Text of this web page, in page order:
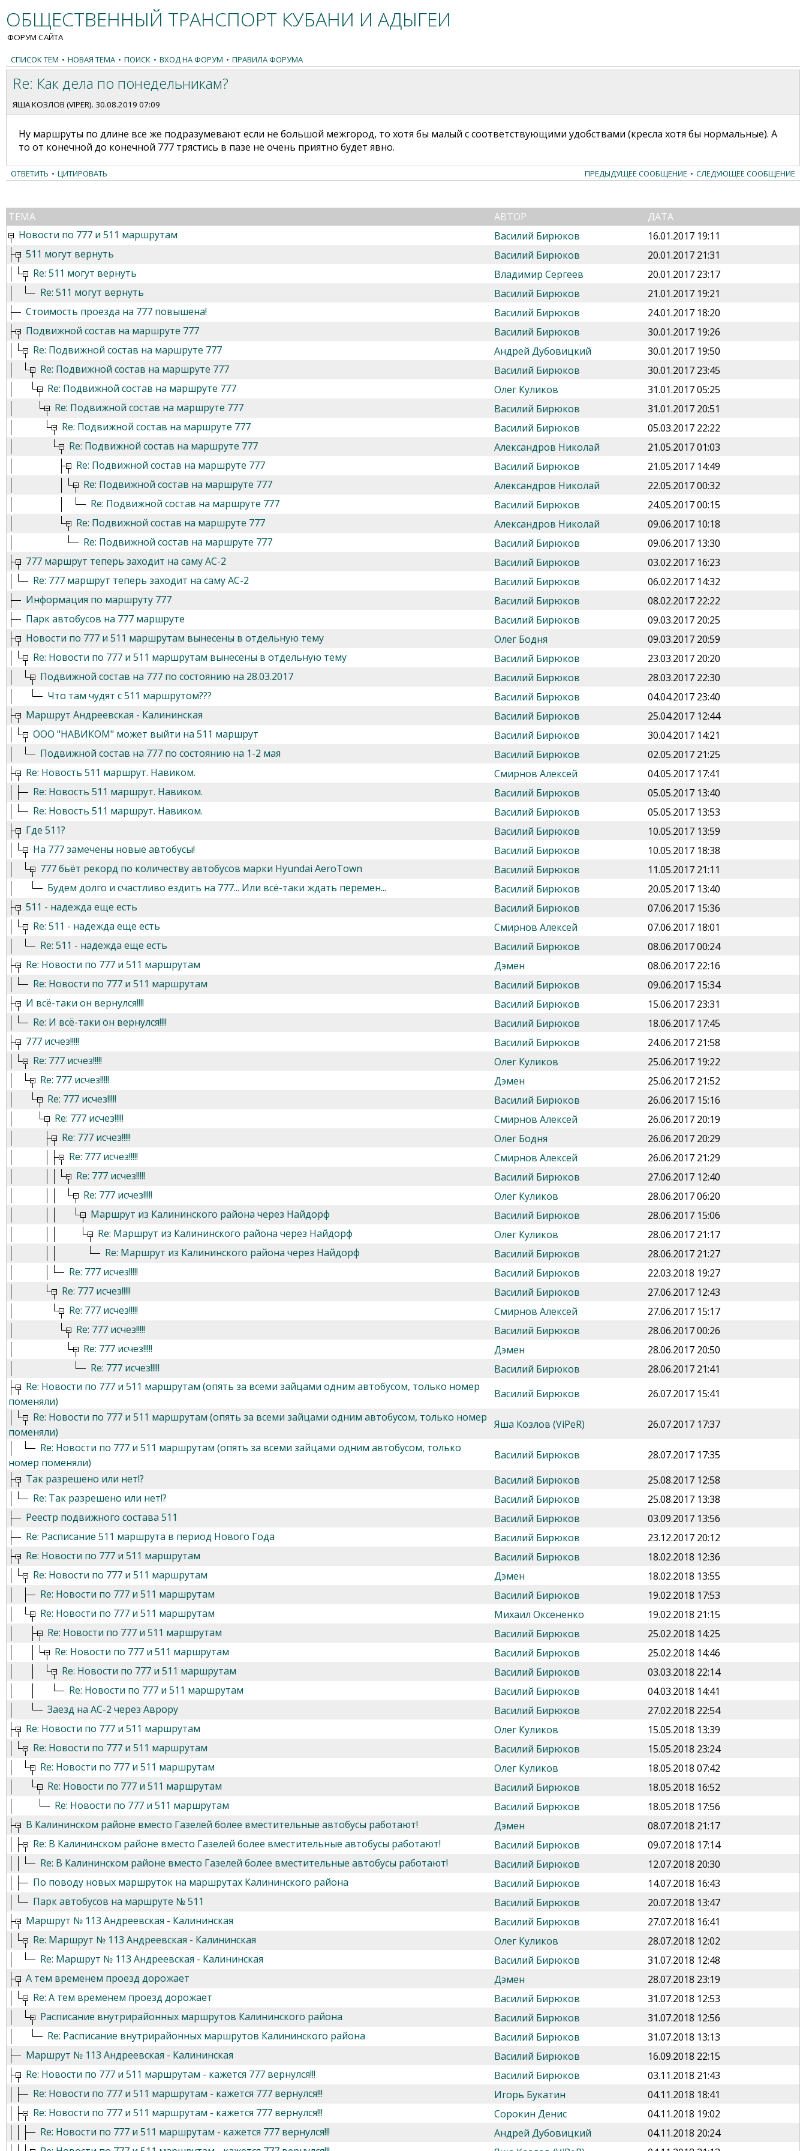
ОБЩЕСТВЕННЫЙ ТРАНСПОРТ КУБАНИ И АДЫГЕИ
ФОРУМ САЙТА
СПИСОК ТЕМ • НОВАЯ ТЕМА • ПОИСК • ВХОД НА ФОРУМ • ПРАВИЛА ФОРУМА
Re: Как дела по понедельникам?
ЯША КОЗЛОВ (VIPER). 30.08.2019 07:09
Ну маршруты по длине все же подразумевают если не большой межгород, то хотя бы малый с соответствующими удобствами (кресла хотя бы нормальные). А
то от конечной до конечной 777 трястись в пазе не очень приятно будет явно.
ПРЕДЫДУЩЕЕ СООБЩЕНИЕ • СЛЕДУЮЩЕЕ СООБЩЕНИЕ
ОТВЕТИТЬ • ЦИТИРОВАТЬ
ТЕМА АВТОР
ДАТА
Новости по 777 и 511 маршрутам
Василий Бирюков
16.01.2017 19:11
511 могут вернуть
Василий Бирюков
20.01.2017 21:31
Re: 511 могут вернуть
Владимир Сергеев
20.01.2017 23:17
Re: 511 могут вернуть
Василий Бирюков
21.01.2017 19:21
Стоимость проезда на 777 повышена!
Василий Бирюков
24.01.2017 18:20
Подвижной состав на маршруте 777
Василий Бирюков
30.01.2017 19:26
Re: Подвижной состав на маршруте 777
Андрей Дубовицкий
30.01.2017 19:50
Re: Подвижной состав на маршруте 777
Василий Бирюков
30.01.2017 23:45
Re: Подвижной состав на маршруте 777
Олег Куликов
31.01.2017 05:25
Re: Подвижной состав на маршруте 777
Василий Бирюков
31.01.2017 20:51
Re: Подвижной состав на маршруте 777
Василий Бирюков
05.03.2017 22:22
Re: Подвижной состав на маршруте 777
Александров Николай
21.05.2017 01:03
Re: Подвижной состав на маршруте 777
Василий Бирюков
21.05.2017 14:49
Re: Подвижной состав на маршруте 777
Александров Николай
22.05.2017 00:32
Re: Подвижной состав на маршруте 777
Василий Бирюков
24.05.2017 00:15
Re: Подвижной состав на маршруте 777
Александров Николай
09.06.2017 10:18
Re: Подвижной состав на маршруте 777
Василий Бирюков
09.06.2017 13:30
777 маршрут теперь заходит на саму АС-2
Василий Бирюков
03.02.2017 16:23
Re: 777 маршрут теперь заходит на саму АС-2
Василий Бирюков
06.02.2017 14:32
Информация по маршруту 777
Василий Бирюков
08.02.2017 22:22
Парк автобусов на 777 маршруте
Василий Бирюков
09.03.2017 20:25
Новости по 777 и 511 маршрутам вынесены в отдельную тему
Олег Бодня
09.03.2017 20:59
Re: Новости по 777 и 511 маршрутам вынесены в отдельную тему
Василий Бирюков
23.03.2017 20:20
Подвижной состав на 777 по состоянию на 28.03.2017
Василий Бирюков
28.03.2017 22:30
Что там чудят с 511 маршрутом???
Василий Бирюков
04.04.2017 23:40
Маршрут Андреевская - Калининская
Василий Бирюков
25.04.2017 12:44
ООО "НАВИКОМ" может выйти на 511 маршрут
Василий Бирюков
30.04.2017 14:21
Подвижной состав на 777 по состоянию на 1-2 мая
Василий Бирюков
02.05.2017 21:25
Re: Новость 511 маршрут. Навиком.
Смирнов Алексей
04.05.2017 17:41
Re: Новость 511 маршрут. Навиком.
Василий Бирюков
05.05.2017 13:40
Re: Новость 511 маршрут. Навиком.
Василий Бирюков
05.05.2017 13:53
Где 511?
Василий Бирюков
10.05.2017 13:59
На 777 замечены новые автобусы!
Василий Бирюков
10.05.2017 18:38
777 бьёт рекорд по количеству автобусов марки Hyundai AeroTown
Василий Бирюков
11.05.2017 21:11
Будем долго и счастливо ездить на 777... Или всё-таки ждать перемен...
Василий Бирюков
20.05.2017 13:40
511 - надежда еще есть
Василий Бирюков
07.06.2017 15:36
Re: 511 - надежда еще есть
Смирнов Алексей
07.06.2017 18:01
Re: 511 - надежда еще есть
Василий Бирюков
08.06.2017 00:24
Re: Новости по 777 и 511 маршрутам
Дэмен
08.06.2017 22:16
Re: Новости по 777 и 511 маршрутам
Василий Бирюков
09.06.2017 15:34
И всё-таки он вернулся!!!!
Василий Бирюков
15.06.2017 23:31
Re: И всё-таки он вернулся!!!!
Василий Бирюков
18.06.2017 17:45
777 исчез!!!!!
Василий Бирюков
24.06.2017 21:58
Re: 777 исчез!!!!!
Олег Куликов
25.06.2017 19:22
Re: 777 исчез!!!!!
Дэмен
25.06.2017 21:52
Re: 777 исчез!!!!!
Василий Бирюков
26.06.2017 15:16
Re: 777 исчез!!!!!
Смирнов Алексей
26.06.2017 20:19
Re: 777 исчез!!!!!
Олег Бодня
26.06.2017 20:29
Re: 777 исчез!!!!!
Смирнов Алексей
26.06.2017 21:29
Re: 777 исчез!!!!!
Василий Бирюков
27.06.2017 12:40
Re: 777 исчез!!!!!
Олег Куликов
28.06.2017 06:20
Маршрут из Калининского района через Найдорф
Василий Бирюков
28.06.2017 15:06
Re: Маршрут из Калининского района через Найдорф
Олег Куликов
28.06.2017 21:17
Re: Маршрут из Калининского района через Найдорф
Василий Бирюков
28.06.2017 21:27
Re: 777 исчез!!!!!
Василий Бирюков
22.03.2018 19:27
Re: 777 исчез!!!!!
Василий Бирюков
27.06.2017 12:43
Re: 777 исчез!!!!!
Смирнов Алексей
27.06.2017 15:17
Re: 777 исчез!!!!!
Василий Бирюков
28.06.2017 00:26
Re: 777 исчез!!!!!
Дэмен
28.06.2017 20:50
Re: 777 исчез!!!!!
Василий Бирюков
28.06.2017 21:41
Re: Новости по 777 и 511 маршрутам (опять за всеми зайцами одним автобусом, только номер
поменяли)
Василий Бирюков
26.07.2017 15:41
Re: Новости по 777 и 511 маршрутам (опять за всеми зайцами одним автобусом, только номер
поменяли)
Яша Козлов (ViPeR)
26.07.2017 17:37
Re: Новости по 777 и 511 маршрутам (опять за всеми зайцами одним автобусом, только
номер поменяли)
Василий Бирюков
28.07.2017 17:35
Так разрешено или нет!?
Василий Бирюков
25.08.2017 12:58
Re: Так разрешено или нет!?
Василий Бирюков
25.08.2017 13:38
Реестр подвижного состава 511
Василий Бирюков
03.09.2017 13:56
Re: Расписание 511 маршрута в период Нового Года
Василий Бирюков
23.12.2017 20:12
Re: Новости по 777 и 511 маршрутам
Василий Бирюков
18.02.2018 12:36
Re: Новости по 777 и 511 маршрутам
Дэмен
18.02.2018 13:55
Re: Новости по 777 и 511 маршрутам
Василий Бирюков
19.02.2018 17:53
Re: Новости по 777 и 511 маршрутам
Михаил Оксененко
19.02.2018 21:15
Re: Новости по 777 и 511 маршрутам
Василий Бирюков
25.02.2018 14:25
Re: Новости по 777 и 511 маршрутам
Василий Бирюков
25.02.2018 14:46
Re: Новости по 777 и 511 маршрутам
Василий Бирюков
03.03.2018 22:14
Re: Новости по 777 и 511 маршрутам
Василий Бирюков
04.03.2018 14:41
Заезд на АС-2 через Аврору
Василий Бирюков
27.02.2018 22:54
Re: Новости по 777 и 511 маршрутам
Олег Куликов
15.05.2018 13:39
Re: Новости по 777 и 511 маршрутам
Василий Бирюков
15.05.2018 23:24
Re: Новости по 777 и 511 маршрутам
Олег Куликов
18.05.2018 07:42
Re: Новости по 777 и 511 маршрутам
Василий Бирюков
18.05.2018 16:52
Re: Новости по 777 и 511 маршрутам
Василий Бирюков
18.05.2018 17:56
В Калининском районе вместо Газелей более вместительные автобусы работают!
Дэмен
08.07.2018 21:17
Re: В Калининском районе вместо Газелей более вместительные автобусы работают!
Василий Бирюков
09.07.2018 17:14
Re: В Калининском районе вместо Газелей более вместительные автобусы работают!
Василий Бирюков
12.07.2018 20:30
По поводу новых маршруток на маршрутах Калининского района
Василий Бирюков
14.07.2018 16:43
Парк автобусов на маршруте № 511
Василий Бирюков
20.07.2018 13:47
Маршрут № 113 Андреевская - Калининская
Василий Бирюков
27.07.2018 16:41
Re: Маршрут № 113 Андреевская - Калининская
Олег Куликов
28.07.2018 12:02
Re: Маршрут № 113 Андреевская - Калининская
Василий Бирюков
31.07.2018 12:48
А тем временем проезд дорожает
Дэмен
28.07.2018 23:19
Re: А тем временем проезд дорожает
Василий Бирюков
31.07.2018 12:53
Расписание внутрирайонных маршрутов Калининского района
Василий Бирюков
31.07.2018 12:56
Re: Расписание внутрирайонных маршрутов Калининского района
Василий Бирюков
31.07.2018 13:13
Маршрут № 113 Андреевская - Калининская
Василий Бирюков
16.09.2018 22:15
Re: Новости по 777 и 511 маршрутам - кажется 777 вернулся!!!
Василий Бирюков
03.11.2018 21:43
Re: Новости по 777 и 511 маршрутам - кажется 777 вернулся!!!
Игорь Букатин
04.11.2018 18:41
Re: Новости по 777 и 511 маршрутам - кажется 777 вернулся!!!
Сорокин Денис
04.11.2018 19:02
Re: Новости по 777 и 511 маршрутам - кажется 777 вернулся!!!
Андрей Дубовицкий
04.11.2018 20:24